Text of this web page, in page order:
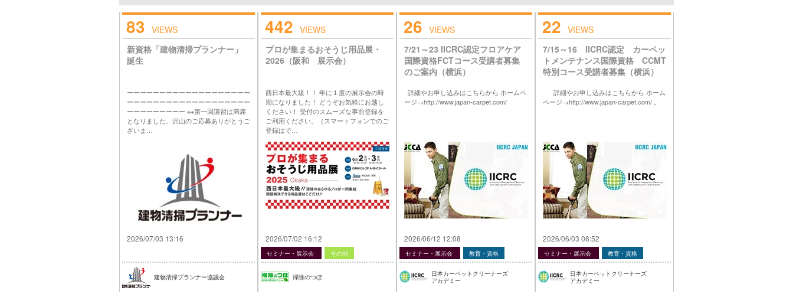
83 VIEWS
新資格「建物清掃プランナー」
誕生
ーーーーーーーーーーーーーーーーーーー
ーーーーーーーーーーーーーーーーーーー
ーーーーーーーーー ※※第一回講習は満席
となりました。沢山のご応募ありがとうご
ざいま…
2026/07/03 13:16
建物清掃プランナー協議会
442 VIEWS
プロが集まるおそうじ用品展・
2026（阪和 展示会）
西日本最大級！！ 年に１度の展示会の時
期になりました！ どうぞお気軽にお越し
ください！ 受付のスムーズな事前登録を
ご利用ください。（スマートフォンでのご
登録はで…
2026/07/02 16:12
セミナー・展示会 その他
掃除のつぼ
26 VIEWS
7/21～23 IICRC認定フロアケア
国際資格FCTコース受講者募集
のご案内（横浜）
詳細やお申し込みはこちらから ホームペ
ージ→http://www.japan-carpet.com/
2026/06/12 12:08
セミナー・展示会 教育・資格
日本カーペットクリーナーズ
アカデミー
22 VIEWS
7/15～16 IICRC認定 カーペッ
トメンテナンス国際資格 CCMT
特別コース受講者募集（横浜）
詳細やお申し込みはこちらから ホーム
ページ→http://www.japan-carpet.com/ 。
2026/06/03 08:52
セミナー・展示会 教育・資格
日本カーペットクリーナーズ
アカデミー